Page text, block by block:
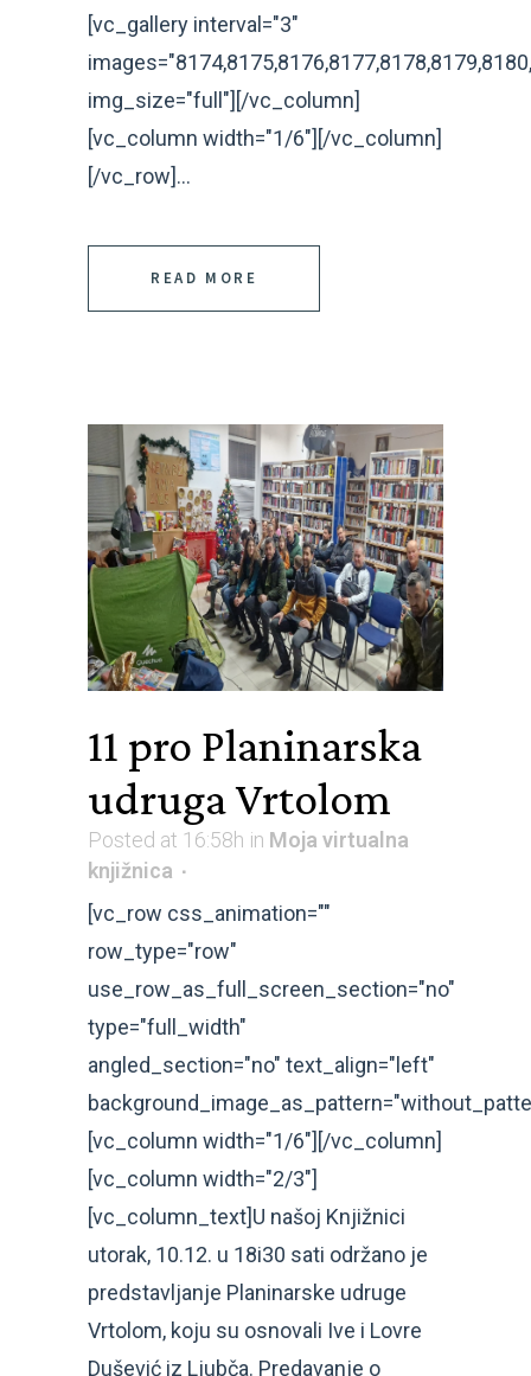
[vc_gallery interval="3"
img_size="full"][/vc_column]
[vc_column width="1/6"][/vc_column]
[/vc_row]...
READ MORE
11 pro Planinarska
udruga Vrtolom
Posted at 16:58h in Moja virtualna
knjižnica
[vc_row css_animation=""
row_type="row"
use_row_as_full_screen_section="no"
type="full_width"
angled_section="no" text_align="left"
[vc_column width="1/6"][/vc_column]
[vc_column width="2/3"]
[vc_column_text]U našoj Knjižnici
utorak, 10.12. u 18i30 sati održano je
predstavljanje Planinarske udruge
Vrtolom, koju su osnovali Ive i Lovre
Dušević iz Ljubča. Predavanje o